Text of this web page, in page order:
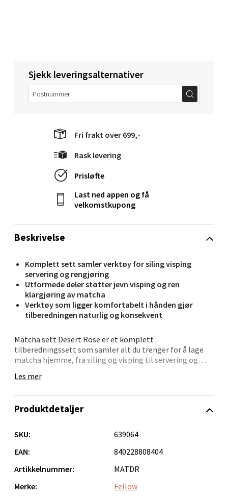
Beskrivelse
Komplett sett samler verktøy for siling visping
servering og rengjøring
Utformede deler støtter jevn visping og ren
klargjøring av matcha
Verktøy som ligger komfortabelt i hånden gjør
tilberedningen naturlig og konsekvent
Matcha sett Desert Rose er et komplett
tilberedningssett som samler alt du trenger for å lage
matcha hjemme, fra siling og visping til servering og
som gir et rolig og dekorativt uttrykk på kjøkkenbenken,
hånden, slik at tilberedningen blir naturlig og
for å unngå klumper, tilsett varmt vann, og pisk med
skumtopp. Etter bruk kan de fleste delene vaskes i
oppvaskmaskin, med unntak av visp og tebrett, som
håndvaskes. Plasser vispen på vispstativet for tørking,
Les mer
Sjekk leveringsalternativer
Fri frakt over 699,-
Rask levering
Prisløfte
Last ned appen og få
velkomstkupong
Produktdetaljer
SKU:
639064
EAN:
840228808404
Artikkelnummer:
MATDR
Merke:
Fellow
Torget 1, 6413 Molde
Åpent i dag 10-20
Narvik - Thon Senter Malmporten
Åpent i dag 10-20
0 i butikk
Bergen - Oasen Senter
Folke Bernadottes vei 52, 5147 Fyllingsdalen
Åpent i dag 10-21
0 i butikk
Oppdal - Aunasenteret
Aunasenteret, Sunndalsvegen 3, 7340 Oppdal
Åpent i dag 10-19